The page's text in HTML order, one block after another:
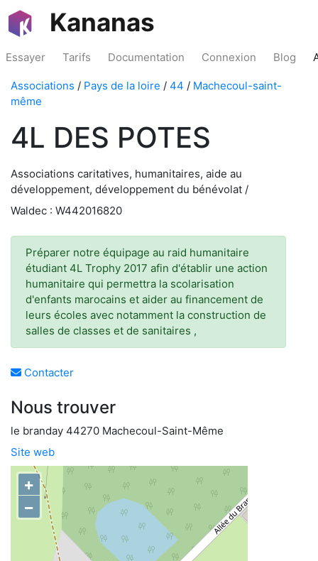
Kananas
Essayer Tarifs Documentation Connexion Blog
Associations / Pays de la loire / 44 / Machecoul-saint-
même
4L DES POTES
Associations caritatives, humanitaires, aide au
développement, développement du bénévolat /
Waldec : W442016820
Préparer notre équipage au raid humanitaire
étudiant 4L Trophy 2017 afin d'établir une action
humanitaire qui permettra la scolarisation
d'enfants marocains et aider au financement de
leurs écoles avec notamment la construction de
salles de classes et de sanitaires ,
Contacter
Nous trouver
le branday 44270 Machecoul-Saint-Même
Site web
+
−